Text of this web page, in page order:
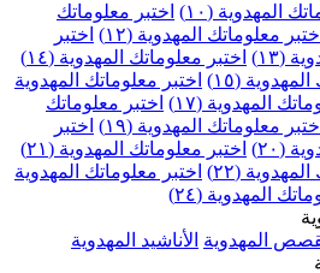
المهدوية (١٠)
اختبر معلوماتك
اختبر معلوماتك المهدوية (١٢)
اختبر
(١٣)
اختبر معلوماتك المهدوية (١٤)
(١٥)
اختبر معلوماتك المهدوية
المهدوية (١٧)
اختبر معلوماتك
اختبر معلوماتك المهدوية (١٩)
اختبر
(٢٠)
اختبر معلوماتك المهدوية (٢١)
(٢٢)
اختبر معلوماتك المهدوية
المهدوية (٢٤)
المهدوية الأناشيد المهدوية